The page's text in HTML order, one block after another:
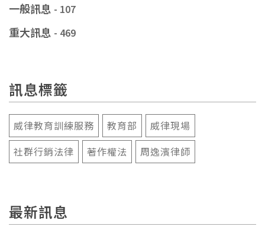
一般訊息 - 107
重大訊息 - 469
訊息標籤
威律教育訓練服務 教育部
威律現場
社群行銷法律
著作權法 周逸濱律師
最新訊息